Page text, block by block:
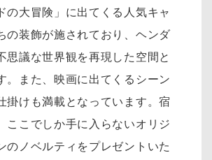
の大冒険」に出てくる人気キャ
の装飾が施されており、ヘンダ
思議な世界観を再現した空間と
。また、映画に出てくるシーン
掛けも満載となっています。宿
ここでしか手に入らないオリジ
のノベルティをプレゼントいた